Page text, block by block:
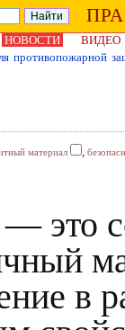
НОВОСТИ
ВИДЕО
противопожарной
материал ,
это
в